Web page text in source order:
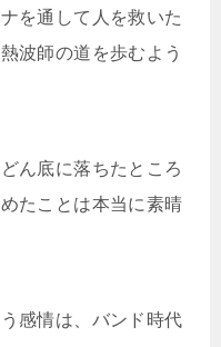
を通して人を救いた
波師の道を歩むよう
ん底に落ちたところ
たことは本当に素晴
感情は、バンド時代